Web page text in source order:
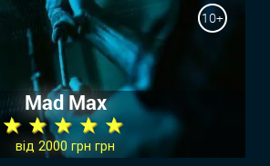
10+
Mad Max
★ ★ ★ ★ ★
від 2000 грн грн